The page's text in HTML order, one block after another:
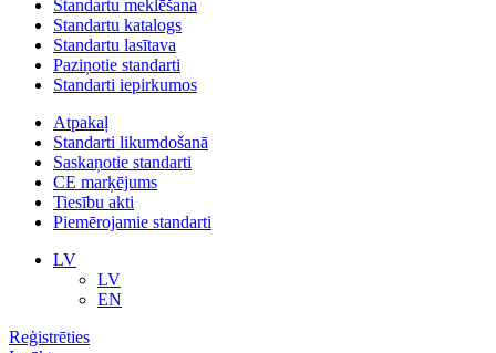
Standartu meklēšana
Standartu katalogs
Standartu lasītava
Paziņotie standarti
Standarti iepirkumos
Atpakaļ
Standarti likumdošanā
Saskaņotie standarti
CE marķējums
Tiesību akti
Piemērojamie standarti
LV
LV
EN
Reģistrēties